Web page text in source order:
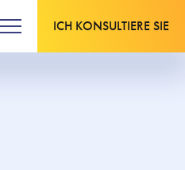
ICH KONSULTIERE SIE